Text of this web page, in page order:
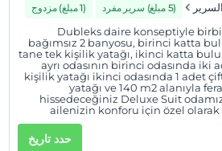
(5 مبلغ) سرير مفرد (1 مبلغ) مزدوج
Dubleks daire konseptiyle
bağımsız 2 banyosu, birinci katta
tane tek kişilik yatağı, ikinci katta
ayrı odasının birinci odasında iki
kişilik yatağı ikinci odasında 1 adet
yatağı ve 140 m2 alanıyla
hissedeceğiniz Deluxe Suit
ailenizin konforu için özel olarak
حدد تاريخ